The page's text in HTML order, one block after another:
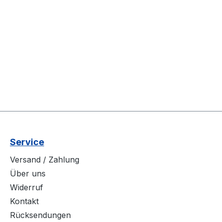
Service
Versand / Zahlung
Über uns
Widerruf
Kontakt
Rücksendungen